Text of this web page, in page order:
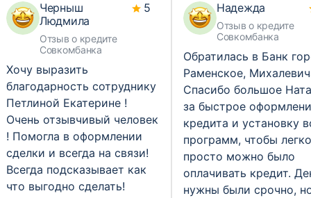
Черныш
Людмила
Отзыв о кредите
Совкомбанка
5
Хочу выразить
благодарность сотруднику
Петлиной Екатерине !
Очень отзывчивый человек
! Помогла в оформлении
сделки и всегда на связи!
Всегда подсказывает как
что выгодно сделать!
Надежда
Отзыв о кредите
Совкомбанка
Обратилась в Банк
Раменское,
Спасибо большое
за быстрое
кредита и установку
программ, чтобы
просто можно было
оплачивать кредит.
нужны были срочно,